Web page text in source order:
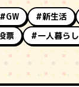
#GW #新生活
票 #一人暮らし